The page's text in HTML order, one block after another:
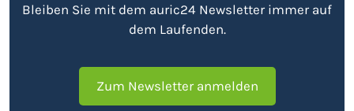
Bleiben Sie mit dem auric24 Newsletter immer auf
dem Laufenden.
Zum Newsletter anmelden